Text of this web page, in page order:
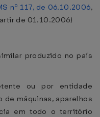
nº 117, de 06.10.2006,
de 01.10.2006)
produzido no país
ou por entidade
máquinas, aparelhos
em todo o território